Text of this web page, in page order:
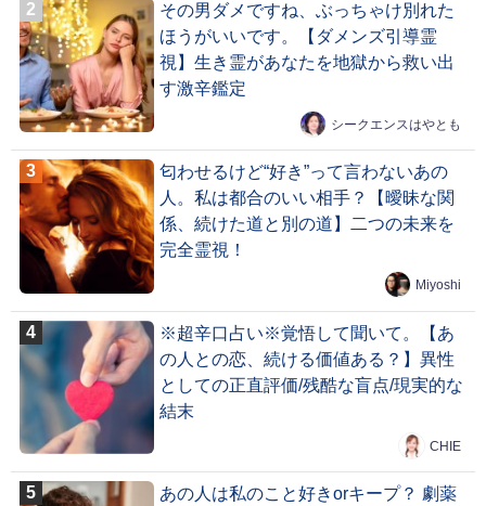
その男ダメですね、ぶっちゃけ別れた
ほうがいいです。【ダメンズ引導霊
視】生き霊があなたを地獄から救い出
す激辛鑑定
シークエンスはやとも
匂わせるけど“好き”って言わないあの
人。私は都合のいい相手？【曖昧な関
係、続けた道と別の道】二つの未来を
完全霊視！
Miyoshi
※超辛口占い※覚悟して聞いて。【あ
の人との恋、続ける価値ある？】異性
としての正直評価/残酷な盲点/現実的な
結末
CHIE
あの人は私のこと好きorキープ？ 劇薬